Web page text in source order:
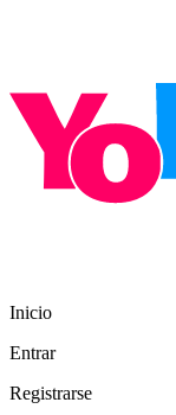
Inicio
Entrar
Registrarse